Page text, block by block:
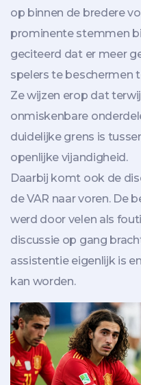
op binnen de bredere
prominente stemmen
geciteerd dat er meer
spelers te beschermen
Ze wijzen erop dat
onmiskenbare
duidelijke grens is
openlijke vijandigheid.
Daarbij komt ook de
de VAR naar voren. De
werd door velen als
discussie op gang
assistentie eigenlijk is
kan worden.